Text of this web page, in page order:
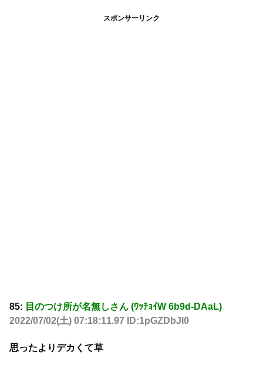
スポンサーリンク
85: 目のつけ所が名無しさん (ﾜｯﾁｮｲW 6b9d-DAaL)
2022/07/02(土) 07:18:11.97 ID:1pGZDbJl0
思ったよりデカくて草